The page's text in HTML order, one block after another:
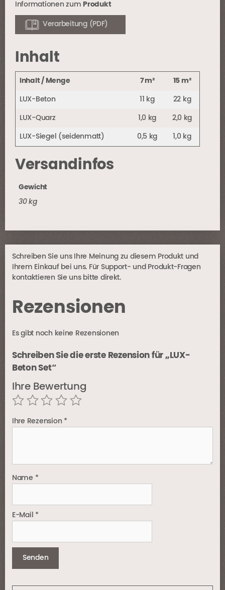
Informationen zum Produkt
Verarbeitung (PDF)
Inhalt
Inhalt / Menge 7 m² 15 m²
LUX-Beton 11 kg 22 kg
LUX-Quarz 1,0 kg 2,0 kg
LUX-Siegel (seidenmatt) 0,5 kg 1,0 kg
Versandinfos
Gewicht
30 kg
Schreiben Sie uns Ihre Meinung zu diesem Produkt und
Ihrem Einkauf bei uns. Für Support- und Produkt-Fragen
kontaktieren Sie uns bitte direkt.
Rezensionen
Es gibt noch keine Rezensionen
Schreiben Sie die erste Rezension für „LUX-
Beton Set“
Ihre Bewertung
Ihre Rezension *
Name *
E-Mail *